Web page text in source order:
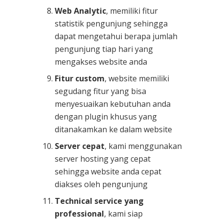
Web Analytic, memiliki fitur
statistik pengunjung sehingga
dapat mengetahui berapa jumlah
pengunjung tiap hari yang
mengakses website anda
Fitur custom, website memiliki
segudang fitur yang bisa
menyesuaikan kebutuhan anda
dengan plugin khusus yang
ditanakamkan ke dalam website
Server cepat, kami menggunakan
server hosting yang cepat
sehingga website anda cepat
diakses oleh pengunjung
Technical service yang
professional, kami siap